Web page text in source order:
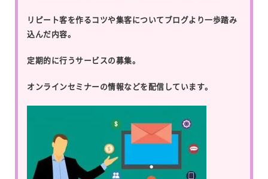
リピート客を作るコツや集客についてブログより一歩踏み
込んだ内容。
定期的に行うサービスの募集。
オンラインセミナーの情報などを配信しています。